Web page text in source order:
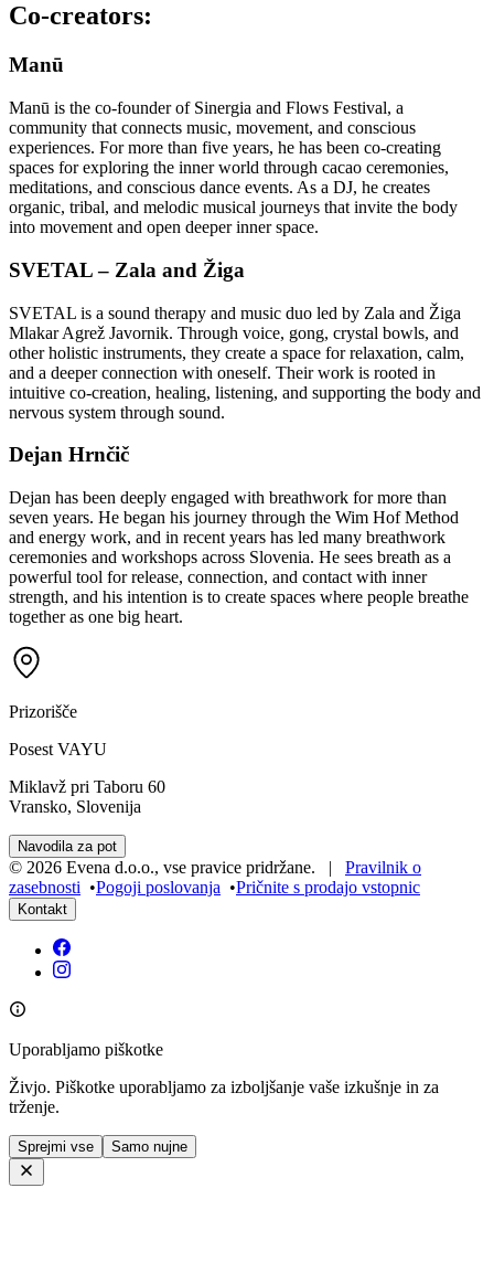
Co-creators:
Manū
Manū is the co-founder of Sinergia and Flows Festival, a
community that connects music, movement, and conscious
experiences. For more than five years, he has been co-creating
spaces for exploring the inner world through cacao ceremonies,
meditations, and conscious dance events. As a DJ, he creates
organic, tribal, and melodic musical journeys that invite the body
into movement and open deeper inner space.
SVETAL – Zala and Žiga
SVETAL is a sound therapy and music duo led by Zala and Žiga
Mlakar Agrež Javornik. Through voice, gong, crystal bowls, and
other holistic instruments, they create a space for relaxation, calm,
and a deeper connection with oneself. Their work is rooted in
intuitive co-creation, healing, listening, and supporting the body and
nervous system through sound.
Dejan Hrnčič
Dejan has been deeply engaged with breathwork for more than
seven years. He began his journey through the Wim Hof Method
and energy work, and in recent years has led many breathwork
ceremonies and workshops across Slovenia. He sees breath as a
powerful tool for release, connection, and contact with inner
strength, and his intention is to create spaces where people breathe
together as one big heart.
Prizorišče
Posest VAYU
Miklavž pri Taboru 60
Vransko, Slovenija
Navodila za pot
© 2026 Evena d.o.o., vse pravice pridržane. | Pravilnik o
zasebnosti •Pogoji poslovanja •Pričnite s prodajo vstopnic
Kontakt
Uporabljamo piškotke
Živjo. Piškotke uporabljamo za izboljšanje vaše izkušnje in za
trženje.
Sprejmi vse Samo nujne